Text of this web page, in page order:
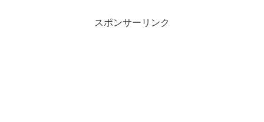
スポンサーリンク